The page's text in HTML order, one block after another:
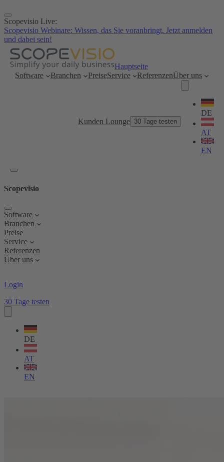
Zum
Inhalt
springen
Scopevisio Live:
Scopevisio Webinare: Wissen, das Sie voranbringt. Jetzt anmelden
und dabei sein!
Hauptseite
Software
Branchen PreiseService ReferenzenÜber uns
Kunden Lounge 30 Tage testen
Sprache
wählen
DE
AT
EN
Scopevisio
Software
Branchen
Preise
Service
Referenzen
Über uns
Login
30 Tage testen
Sprache
wählen
DE
AT
EN